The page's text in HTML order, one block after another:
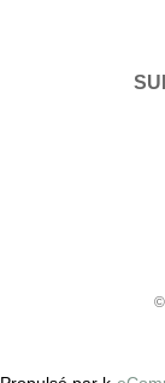
©